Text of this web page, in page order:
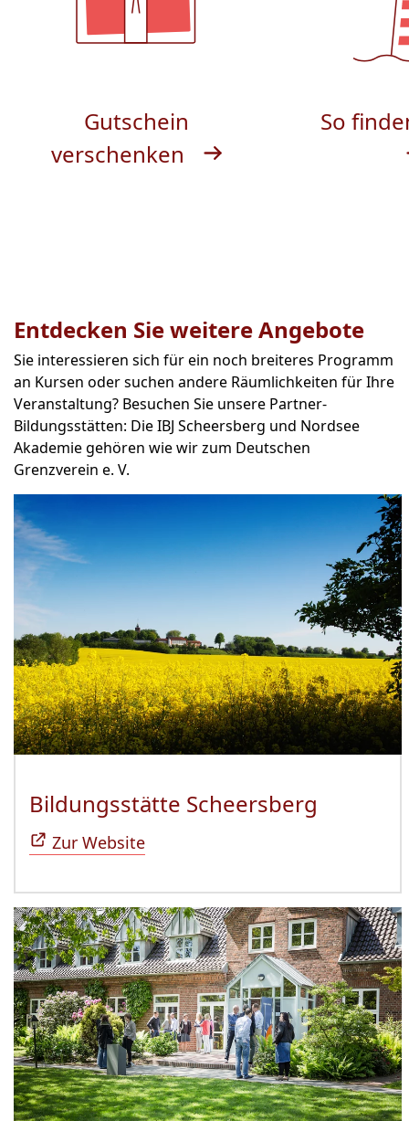
Gutschein
verschenken
So
Entdecken Sie weitere Angebote
Sie interessieren sich für ein noch breiteres Programm
an Kursen oder suchen andere Räumlichkeiten für Ihre
Veranstaltung? Besuchen Sie unsere Partner-
Bildungsstätten: Die IBJ Scheersberg und Nordsee
Akademie gehören wie wir zum Deutschen
Grenzverein e. V.
Bildungsstätte Scheersberg
Zur Website